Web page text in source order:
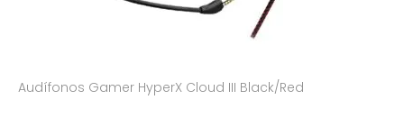
Audífonos Gamer HyperX Cloud III Black/Red